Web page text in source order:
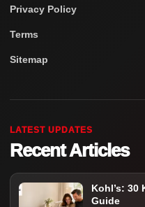
Privacy Policy
Terms
Sitemap
LATEST UPDATES
Recent Articles
Kohl’s: 30
Guide